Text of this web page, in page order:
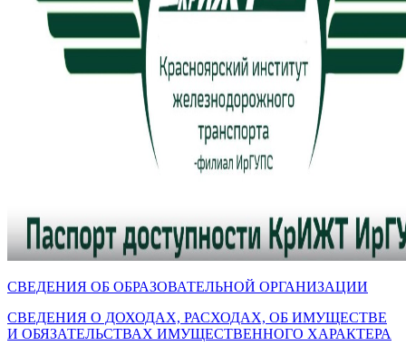
СВЕДЕНИЯ ОБ ОБРАЗОВАТЕЛЬНОЙ ОРГАНИЗАЦИИ
СВЕДЕНИЯ О ДОХОДАХ, РАСХОДАХ, ОБ ИМУЩЕСТВЕ
И ОБЯЗАТЕЛЬСТВАХ ИМУЩЕСТВЕННОГО ХАРАКТЕРА